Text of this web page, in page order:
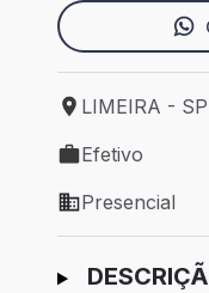
Local de
LIMEIRA - SP
Tipo de vaga:
Efetivo
Modelo de
Presencial
Ir para